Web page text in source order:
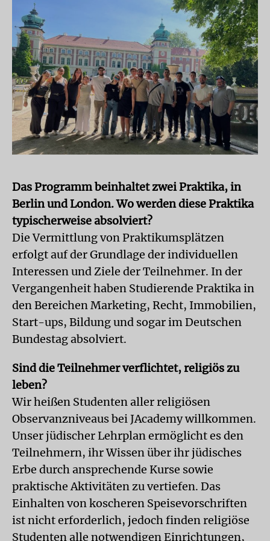
Das Programm beinhaltet zwei Praktika, in
Berlin und London. Wo werden diese Praktika
typischerweise absolviert?
Die Vermittlung von Praktikumsplätzen
erfolgt auf der Grundlage der individuellen
Interessen und Ziele der Teilnehmer. In der
Vergangenheit haben Studierende Praktika in
den Bereichen Marketing, Recht, Immobilien,
Start-ups, Bildung und sogar im Deutschen
Bundestag absolviert.
Sind die Teilnehmer verflichtet, religiös zu
leben?
Wir heißen Studenten aller religiösen
Observanzniveaus bei JAcademy willkommen.
Unser jüdischer Lehrplan ermöglicht es den
Teilnehmern, ihr Wissen über ihr jüdisches
Erbe durch ansprechende Kurse sowie
praktische Aktivitäten zu vertiefen. Das
Einhalten von koscheren Speisevorschriften
ist nicht erforderlich, jedoch finden religiöse
Studenten alle notwendigen Einrichtungen,